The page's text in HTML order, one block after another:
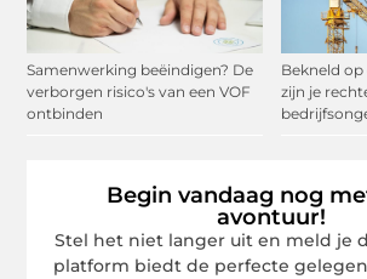
Samenwerking beëindigen? De
verborgen risico's van een VOF
ontbinden
Bekneld
zijn je
Begin vandaag nog
avontuur!
Stel het niet langer uit en meld je
platform biedt de perfecte